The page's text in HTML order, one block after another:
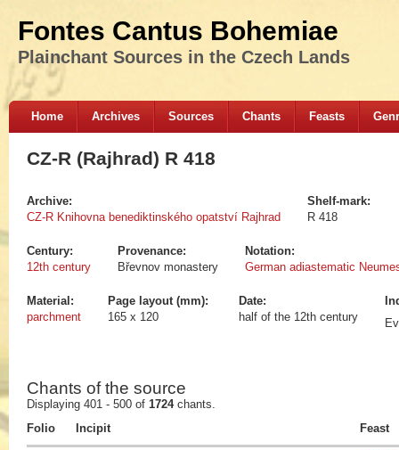
Fontes Cantus Bohemiae
Plainchant Sources in the Czech Lands
Home Archives Sources Chants Feasts
CZ-R (Rajhrad) R 418
Archive:
CZ-R Knihovna benediktinského opatství Rajhrad
Shelf-mark:
R 418
Century:
12th century
Provenance:
Břevnov monastery
Notation:
German adiastematic
Material:
parchment
Page layout (mm):
165 x 120
Date:
half of the 12th century
Chants of the source
Displaying 401 - 500 of 1724chants.
Folio
Incipit Feast